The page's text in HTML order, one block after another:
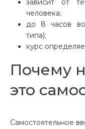
зависит от
человека;
до 8 часов
типа);
курс
Почему
это
Самостоятельное